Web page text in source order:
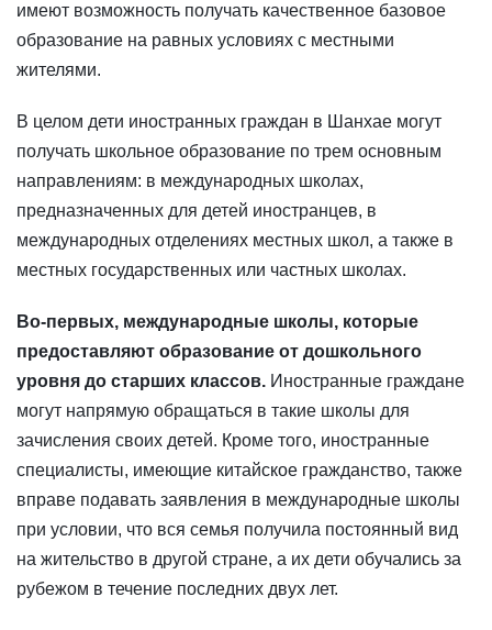
имеют возможность получать качественное базовое
образование на равных условиях с местными
жителями.
В целом дети иностранных граждан в Шанхае могут
получать школьное образование по трем основным
направлениям: в международных школах,
предназначенных для детей иностранцев, в
международных отделениях местных школ, а также в
местных государственных или частных школах.
Во-первых, международные школы, которые
предоставляют образование от дошкольного
уровня до старших классов. Иностранные граждане
могут напрямую обращаться в такие школы для
зачисления своих детей. Кроме того, иностранные
специалисты, имеющие китайское гражданство, также
вправе подавать заявления в международные школы
при условии, что вся семья получила постоянный вид
на жительство в другой стране, а их дети обучались за
рубежом в течение последних двух лет.